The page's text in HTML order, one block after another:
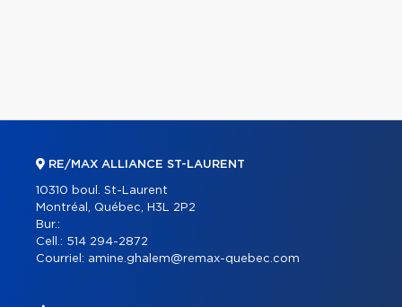
RE/MAX ALLIANCE ST-LAURENT
10310 boul. St-Laurent
Montréal, Québec, H3L 2P2
Bur.:
Cell.: 514 294-2872
Courriel: amine.ghalem@remax-quebec.com